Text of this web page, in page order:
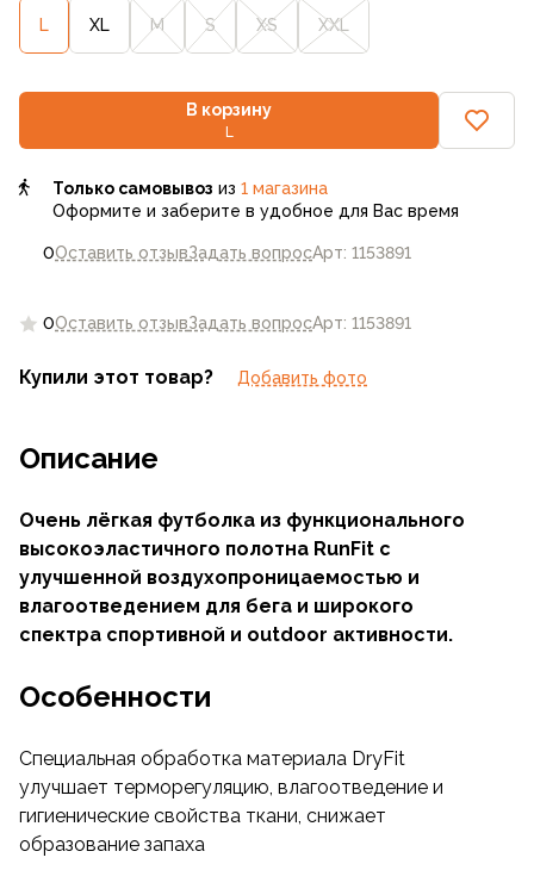
0Оставить отзывЗадать вопросАрт: 1153891
L XL M S XS XXL
В корзину
L
0Оставить отзывЗадать вопросАрт: 1153891
Только самовывоз из 1 магазина
Оформите и заберите в удобное для Вас время
Купили этот товар? Добавить фото
Описание
Очень лёгкая футболка из функционального
высокоэластичного полотна RunFit с
улучшенной воздухопроницаемостью и
влагоотведением для бега и широкого
спектра спортивной и outdoor активности.
Особенности
Специальная обработка материала DryFit
улучшает терморегуляцию, влагоотведение и
гигиенические свойства ткани, снижает
образование запаха